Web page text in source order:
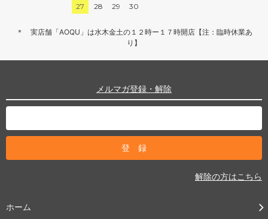
27
28 29 30
＊ 実店舗「AOQU」は水木金土の１２時ー１７時開店【注：臨時休業あ
り】
メルマガ登録・解除
解除の方はこちら
ホーム